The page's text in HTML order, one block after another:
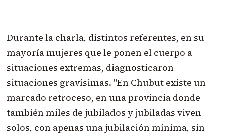
Durante la charla, distintos referentes, en su
mayoría mujeres que le ponen el cuerpo a
situaciones extremas, diagnosticaron
situaciones gravísimas. "En Chubut existe un
marcado retroceso, en una provincia donde
también miles de jubilados y jubiladas viven
solos, con apenas una jubilación mínima, sin